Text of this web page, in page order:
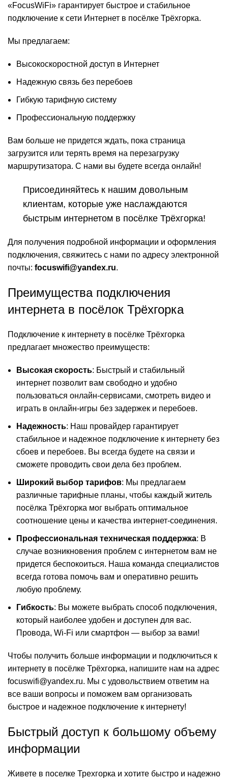
«FocusWiFi» гарантирует быстрое и стабильное
подключение к сети Интернет в посёлке Трёхгорка.
Мы предлагаем:
Высокоскоростной доступ в Интернет
Надежную связь без перебоев
Гибкую тарифную систему
Профессиональную поддержку
Вам больше не придется ждать, пока страница
загрузится или терять время на перезагрузку
маршрутизатора. С нами вы будете всегда онлайн!
Присоединяйтесь к нашим довольным
клиентам, которые уже наслаждаются
быстрым интернетом в посёлке Трёхгорка!
Для получения подробной информации и оформления
подключения, свяжитесь с нами по адресу электронной
почты: focuswifi@yandex.ru.
Преимущества подключения
интернета в посёлок Трёхгорка
Подключение к интернету в посёлке Трёхгорка
предлагает множество преимуществ:
Высокая скорость: Быстрый и стабильный
интернет позволит вам свободно и удобно
пользоваться онлайн-сервисами, смотреть видео и
играть в онлайн-игры без задержек и перебоев.
Надежность: Наш провайдер гарантирует
стабильное и надежное подключение к интернету без
сбоев и перебоев. Вы всегда будете на связи и
сможете проводить свои дела без проблем.
Широкий выбор тарифов: Мы предлагаем
различные тарифные планы, чтобы каждый житель
посёлка Трёхгорка мог выбрать оптимальное
соотношение цены и качества интернет-соединения.
Профессиональная техническая поддержка: В
случае возникновения проблем с интернетом вам не
придется беспокоиться. Наша команда специалистов
всегда готова помочь вам и оперативно решить
любую проблему.
Гибкость: Вы можете выбрать способ подключения,
который наиболее удобен и доступен для вас.
Провода, Wi-Fi или смартфон — выбор за вами!
Чтобы получить больше информации и подключиться к
интернету в посёлке Трёхгорка, напишите нам на адрес
focuswifi@yandex.ru. Мы с удовольствием ответим на
все ваши вопросы и поможем вам организовать
быстрое и надежное подключение к интернету!
Быстрый доступ к большому объему
информации
Живете в поселке Трехгорка и хотите быстро и надежно